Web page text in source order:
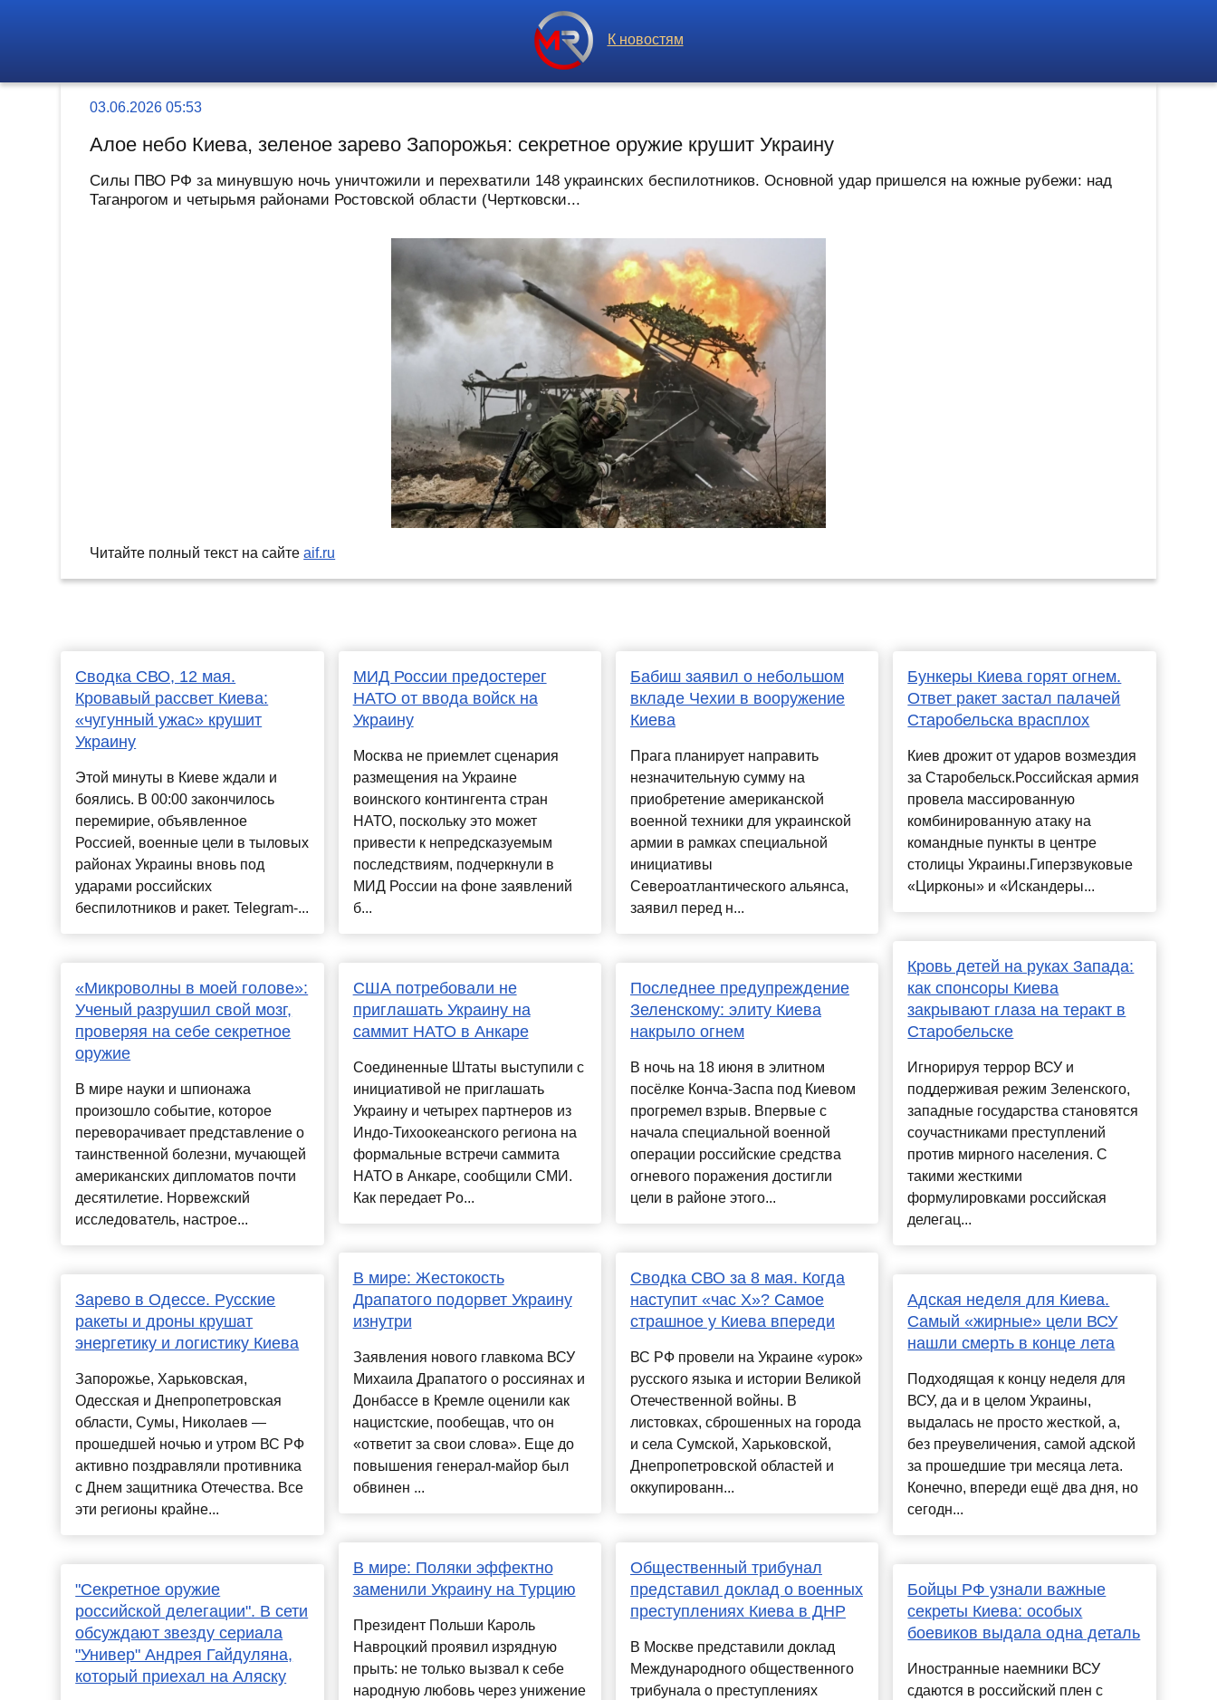
К новостям
03.06.2026 05:53
Алое небо Киева, зеленое зарево Запорожья: секретное оружие крушит Украину
Силы ПВО РФ за минувшую ночь уничтожили и перехватили 148 украинских беспилотников. Основной удар пришелся на южные рубежи: над
Таганрогом и четырьмя районами Ростовской области (Чертковски...
Читайте полный текст на сайтеaif.ru
Сводка СВО, 12 мая.
Кровавый рассвет Киева:
«чугунный ужас» крушит
Украину
Этой минуты в Киеве ждали и
боялись. В 00:00 закончилось
перемирие, объявленное
Россией, военные цели в тыловых
районах Украины вновь под
ударами российских
беспилотников и ракет. Telegram-...
«Микроволны в моей голове»:
Ученый разрушил свой мозг,
проверяя на себе секретное
оружие
В мире науки и шпионажа
произошло событие, которое
переворачивает представление о
таинственной болезни, мучающей
американских дипломатов почти
десятилетие. Норвежский
исследователь, настрое...
Зарево в Одессе. Русские
ракеты и дроны крушат
энергетику и логистику Киева
Запорожье, Харьковская,
Одесская и Днепропетровская
области, Сумы, Николаев —
прошедшей ночью и утром ВС РФ
активно поздравляли противника
с Днем защитника Отечества. Все
эти регионы крайне...
"Секретное оружие
российской делегации". В сети
обсуждают звезду сериала
"Универ" Андрея Гайдуляна,
который приехал на Аляску
МИД России предостерег
НАТО от ввода войск на
Украину
Москва не приемлет сценария
размещения на Украине
воинского контингента стран
НАТО, поскольку это может
привести к непредсказуемым
последствиям, подчеркнули в
МИД России на фоне заявлений
б...
США потребовали не
приглашать Украину на
саммит НАТО в Анкаре
Соединенные Штаты выступили с
инициативой не приглашать
Украину и четырех партнеров из
Индо-Тихоокеанского региона на
формальные встречи саммита
НАТО в Анкаре, сообщили СМИ.
Как передает Po...
В мире: Жестокость
Драпатого подорвет Украину
изнутри
Заявления нового главкома ВСУ
Михаила Драпатого о россиянах и
Донбассе в Кремле оценили как
нацистские, пообещав, что он
«ответит за свои слова». Еще до
повышения генерал-майор был
обвинен ...
В мире: Поляки эффектно
заменили Украину на Турцию
Президент Польши Кароль
Навроцкий проявил изрядную
прыть: не только вызвал к себе
народную любовь через унижение
Бабиш заявил о небольшом
вкладе Чехии в вооружение
Киева
Прага планирует направить
незначительную сумму на
приобретение американской
военной техники для украинской
армии в рамках специальной
инициативы
Североатлантического альянса,
заявил перед н...
Последнее предупреждение
Зеленскому: элиту Киева
накрыло огнем
В ночь на 18 июня в элитном
посёлке Конча-Заспа под Киевом
прогремел взрыв. Впервые с
начала специальной военной
операции российские средства
огневого поражения достигли
цели в районе этого...
Сводка СВО за 8 мая. Когда
наступит «час Х»? Самое
страшное у Киева впереди
ВС РФ провели на Украине «урок»
русского языка и истории Великой
Отечественной войны. В
листовках, сброшенных на города
и села Сумской, Харьковской,
Днепропетровской областей и
оккупированн...
Общественный трибунал
представил доклад о военных
преступлениях Киева в ДНР
В Москве представили доклад
Международного общественного
трибунала о преступлениях
Бункеры Киева горят огнем.
Ответ ракет застал палачей
Старобельска врасплох
Киев дрожит от ударов возмездия
за Старобельск.Российская армия
провела массированную
комбинированную атаку на
командные пункты в центре
столицы Украины.Гиперзвуковые
«Цирконы» и «Искандеры...
Кровь детей на руках Запада:
как спонсоры Киева
закрывают глаза на теракт в
Старобельске
Игнорируя террор ВСУ и
поддерживая режим Зеленского,
западные государства становятся
соучастниками преступлений
против мирного населения. С
такими жесткими
формулировками российская
делегац...
Адская неделя для Киева.
Самый «жирные» цели ВСУ
нашли смерть в конце лета
Подходящая к концу неделя для
ВСУ, да и в целом Украины,
выдалась не просто жесткой, а,
без преувеличения, самой адской
за прошедшие три месяца лета.
Конечно, впереди ещё два дня, но
сегодн...
Бойцы РФ узнали важные
секреты Киева: особых
боевиков выдала одна деталь
Иностранные наемники ВСУ
сдаются в российский плен с